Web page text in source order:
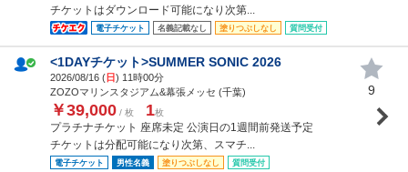
チケットはダウンロード可能になり次第...
電子チケット 名義記載なし 塗りつぶしなし 質問受付
<1DAYチケット>SUMMER SONIC 2026
2026/08/16 (日) 11時00分
ZOZOマリンスタジアム&幕張メッセ (千葉)
￥39,000 / 枚 1枚
プラチナチケット 座席未定 公演日の1週間前発送予定
チケットは分配可能になり次第、スマチ...
電子チケット 男性名義 塗りつぶしなし 質問受付
9